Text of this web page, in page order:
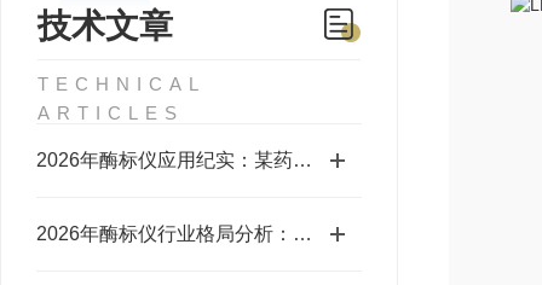
技术文章
TECHNICAL
ARTICLES
2026年酶标仪应用纪实：某药检院场景落地案例
2026年酶标仪行业格局分析：主流品牌选购指南